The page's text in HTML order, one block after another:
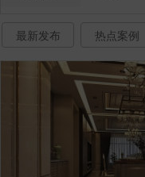
最新发布 热点案例